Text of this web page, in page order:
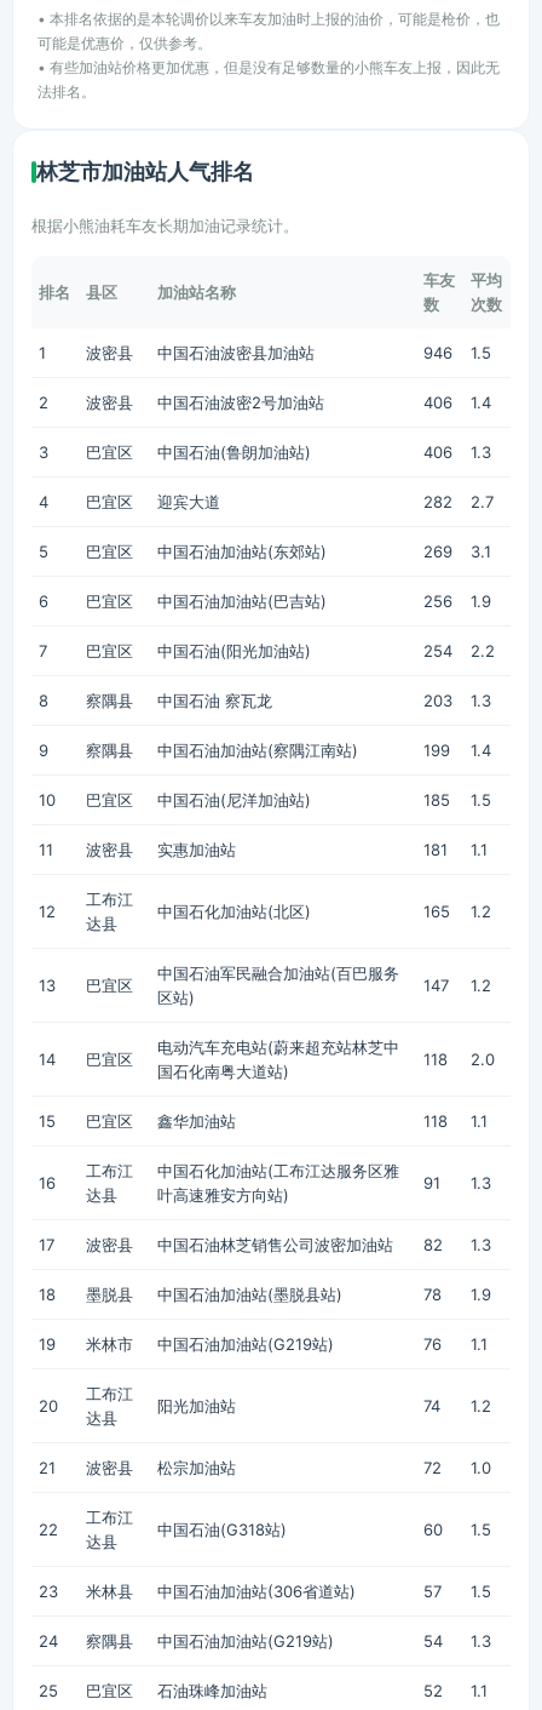
• 本排名依据的是本轮调价以来车友加油时上报的油价，可能是枪价，也
可能是优惠价，仅供参考。
• 有些加油站价格更加优惠，但是没有足够数量的小熊车友上报，因此无
法排名。
林芝市加油站人气排名
根据小熊油耗车友长期加油记录统计。
排名 县区 加油站名称
车友
数
平均
次数
1 波密县 中国石油波密县加油站 946 1.5
2 波密县 中国石油波密2号加油站 406 1.4
3 巴宜区 中国石油(鲁朗加油站) 406 1.3
4 巴宜区 迎宾大道 282 2.7
5 巴宜区 中国石油加油站(东郊站) 269 3.1
6 巴宜区 中国石油加油站(巴吉站) 256 1.9
7 巴宜区 中国石油(阳光加油站) 254 2.2
8 察隅县 中国石油 察瓦龙 203 1.3
9 察隅县 中国石油加油站(察隅江南站) 199 1.4
10 巴宜区 中国石油(尼洋加油站) 185 1.5
11 波密县 实惠加油站 181 1.1
12
工布江
达县
中国石化加油站(北区) 165 1.2
13 巴宜区
中国石油军民融合加油站(百巴服务
区站)
147 1.2
14 巴宜区
电动汽车充电站(蔚来超充站林芝中
国石化南粤大道站)
118 2.0
15 巴宜区 鑫华加油站 118 1.1
16
工布江
达县
中国石化加油站(工布江达服务区雅
叶高速雅安方向站)
91 1.3
17 波密县 中国石油林芝销售公司波密加油站 82 1.3
18 墨脱县 中国石油加油站(墨脱县站) 78 1.9
19 米林市 中国石油加油站(G219站) 76 1.1
20
工布江
达县
阳光加油站 74 1.2
21 波密县 松宗加油站 72 1.0
22
工布江
达县
中国石油(G318站) 60 1.5
23 米林县 中国石油加油站(306省道站) 57 1.5
24 察隅县 中国石油加油站(G219站) 54 1.3
25 巴宜区 石油珠峰加油站 52 1.1